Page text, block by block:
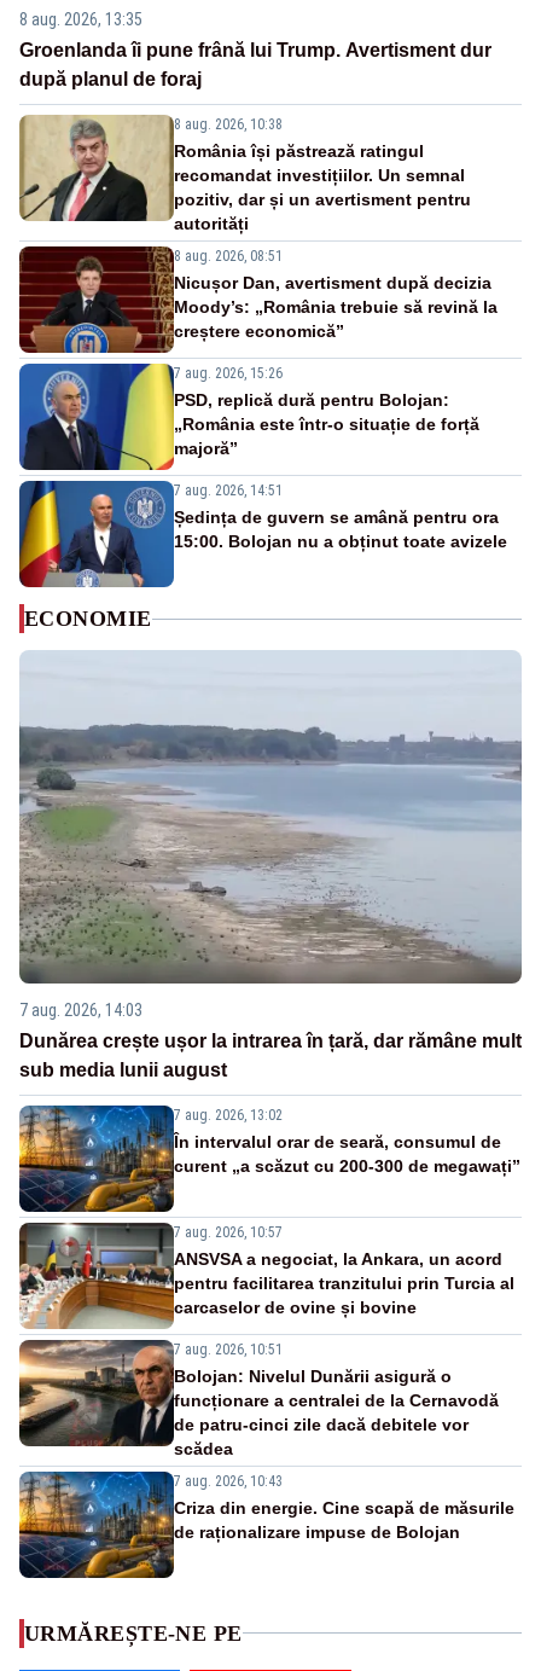
8 aug. 2026, 13:35
Groenlanda îi pune frână lui Trump. Avertisment dur
după planul de foraj
8 aug. 2026, 10:38
România își păstrează ratingul
recomandat investițiilor. Un semnal
pozitiv, dar și un avertisment pentru
autorități
8 aug. 2026, 08:51
Nicușor Dan, avertisment după decizia
Moody’s: „România trebuie să revină la
creștere economică”
7 aug. 2026, 15:26
PSD, replică dură pentru Bolojan:
„România este într-o situație de forță
majoră”
7 aug. 2026, 14:51
Ședința de guvern se amână pentru ora
15:00. Bolojan nu a obținut toate avizele
ECONOMIE
7 aug. 2026, 14:03
Dunărea crește ușor la intrarea în țară, dar rămâne mult
sub media lunii august
7 aug. 2026, 13:02
În intervalul orar de seară, consumul de
curent „a scăzut cu 200-300 de megawați”
7 aug. 2026, 10:57
ANSVSA a negociat, la Ankara, un acord
pentru facilitarea tranzitului prin Turcia al
carcaselor de ovine și bovine
7 aug. 2026, 10:51
Bolojan: Nivelul Dunării asigură o
funcționare a centralei de la Cernavodă
de patru-cinci zile dacă debitele vor
scădea
7 aug. 2026, 10:43
Criza din energie. Cine scapă de măsurile
de raționalizare impuse de Bolojan
URMĂREȘTE-NE PE